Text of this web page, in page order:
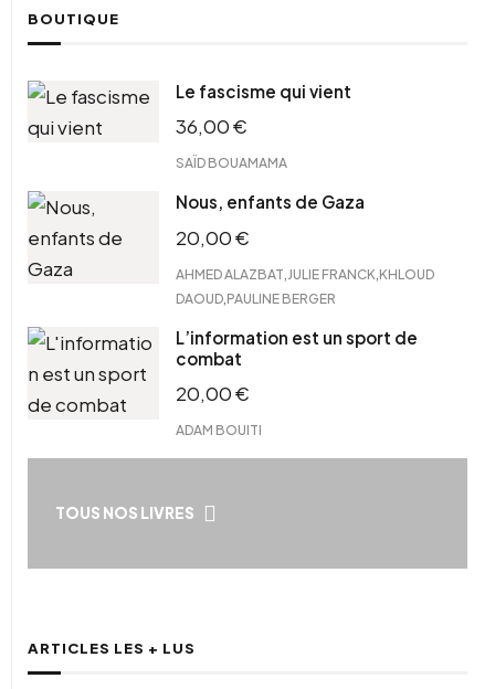
BOUTIQUE
Le fascisme qui vient
36,00€
SAÏD BOUAMAMA
Nous, enfants de Gaza
20,00€
AHMED ALAZBAT JULIE FRANCK KHLOUD
DAOUD PAULINE BERGER
L’information est un sport de
combat
20,00€
ADAM BOUITI
TOUS NOS LIVRES
ARTICLES LES + LUS